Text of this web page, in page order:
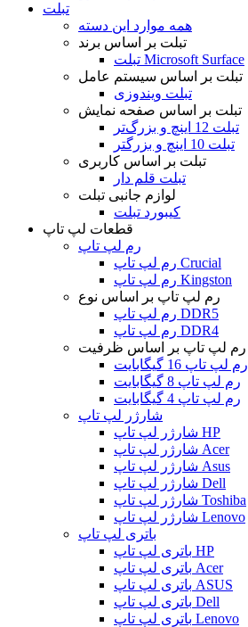
تبلت
همه موارد این دسته
تبلت بر اساس برند
تبلت Microsoft Surface
تبلت بر اساس سیستم عامل
تبلت ویندوزی
تبلت بر اساس صفحه نمایش
تبلت 12 اینچ و بزرگ‌تر
تبلت 10 اینچ و بزرگتر
تبلت بر اساس کاربری
تبلت قلم دار
لوازم جانبی تبلت
کیبورد تبلت
قطعات لپ تاپ
رم لپ تاپ
رم لپ تاپ Crucial
رم لپ تاپ Kingston
رم لپ تاپ بر اساس نوع
رم لپ تاپ DDR5
رم لپ تاپ DDR4
رم لپ تاپ بر اساس ظرفیت
رم لپ تاپ 16 گیگابایت
رم لپ تاپ 8 گیگابایت
رم لپ تاپ 4 گیگابایت
شارژر لپ تاپ
شارژر لپ تاپ HP
شارژر لپ تاپ Acer
شارژر لپ تاپ Asus
شارژر لپ تاپ Dell
شارژر لپ تاپ Toshiba
شارژر لپ تاپ Lenovo
باتری لپ تاپ
باتری لپ تاپ HP
باتری لپ تاپ Acer
باتری لپ تاپ ASUS
باتری لپ تاپ Dell
باتری لپ تاپ Lenovo